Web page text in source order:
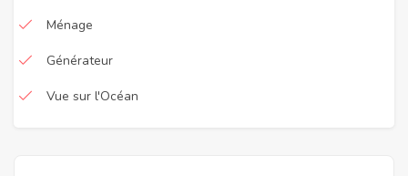
Ménage
Générateur
Vue sur l'Océan